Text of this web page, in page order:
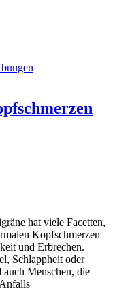
hat viele Facetten,
Kopfschmerzen
und Erbrechen.
Schlappheit oder
Menschen, die